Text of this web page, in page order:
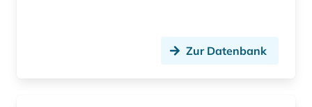
Zur Datenbank